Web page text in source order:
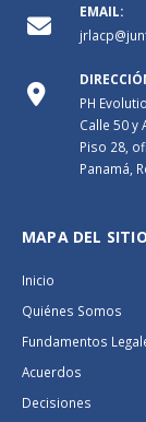
EMAIL:
PH
Calle 50 y
Piso 28,
Panamá,
MAPA DEL SITIO
Inicio
Quiénes Somos
Fundamentos
Acuerdos
Decisiones